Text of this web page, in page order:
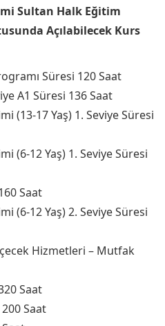
Sultan Halk Eğitim
Açılabilecek Kurs
Süresi 120 Saat
A1 Süresi 136 Saat
(13-17 Yaş) 1. Seviye Süresi
(6-12 Yaş) 1. Seviye Süresi
Saat
(6-12 Yaş) 2. Seviye Süresi
Hizmetleri – Mutfak
Saat
Saat